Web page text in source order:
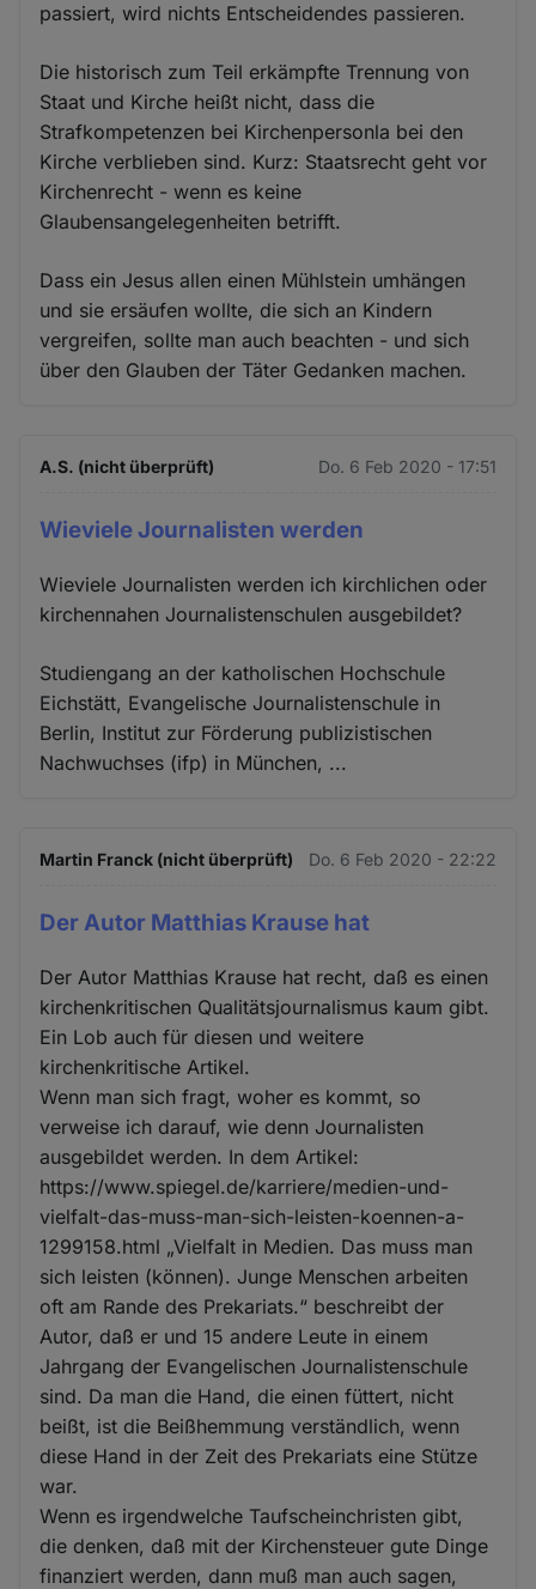
passiert, wird nichts Entscheidendes passieren.
Die historisch zum Teil erkämpfte Trennung von
Staat und Kirche heißt nicht, dass die
Strafkompetenzen bei Kirchenpersonla bei den
Kirche verblieben sind. Kurz: Staatsrecht geht vor
Kirchenrecht - wenn es keine
Glaubensangelegenheiten betrifft.
Dass ein Jesus allen einen Mühlstein umhängen
und sie ersäufen wollte, die sich an Kindern
vergreifen, sollte man auch beachten - und sich
über den Glauben der Täter Gedanken machen.
A.S. (nicht überprüft) Do. 6 Feb 2020 - 17:51
Wieviele Journalisten werden
Wieviele Journalisten werden ich kirchlichen oder
kirchennahen Journalistenschulen ausgebildet?
Studiengang an der katholischen Hochschule
Eichstätt, Evangelische Journalistenschule in
Berlin, Institut zur Förderung publizistischen
Nachwuchses (ifp) in München, ...
Martin Franck (nicht überprüft) Do. 6 Feb 2020 - 22:22
Der Autor Matthias Krause hat
Der Autor Matthias Krause hat recht, daß es einen
kirchenkritischen Qualitätsjournalismus kaum gibt.
Ein Lob auch für diesen und weitere
kirchenkritische Artikel.
Wenn man sich fragt, woher es kommt, so
verweise ich darauf, wie denn Journalisten
ausgebildet werden. In dem Artikel:
https://www.spiegel.de/karriere/medien-und-
vielfalt-das-muss-man-sich-leisten-koennen-a-
1299158.html „Vielfalt in Medien. Das muss man
sich leisten (können). Junge Menschen arbeiten
oft am Rande des Prekariats.“ beschreibt der
Autor, daß er und 15 andere Leute in einem
Jahrgang der Evangelischen Journalistenschule
sind. Da man die Hand, die einen füttert, nicht
beißt, ist die Beißhemmung verständlich, wenn
diese Hand in der Zeit des Prekariats eine Stütze
war.
Wenn es irgendwelche Taufscheinchristen gibt,
die denken, daß mit der Kirchensteuer gute Dinge
finanziert werden, dann muß man auch sagen,